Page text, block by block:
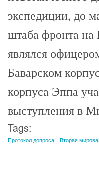
экспедиции, до
штаба фронта на
являлся
Баварском
корпуса Эппа
выступления в
Tags:
Протокол допроса Вторая